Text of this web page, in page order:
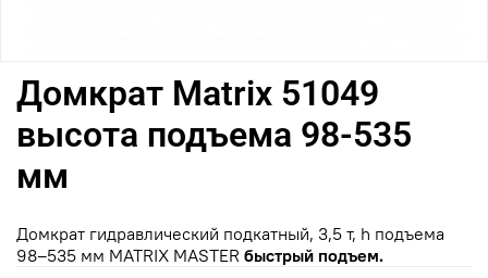
Домкрат Matrix 51049
высота подъема 98-535
мм
Домкрат гидравлический подкатный, 3,5 т, h подъема
98–535 мм MATRIX MASTER быстрый подъем.